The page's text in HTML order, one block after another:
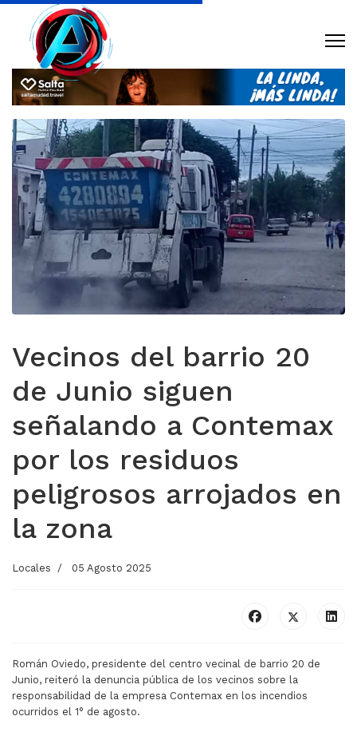
Vecinos del barrio 20
de Junio siguen
señalando a Contemax
por los residuos
peligrosos arrojados en
la zona
Locales 05 Agosto 2025
Román Oviedo, presidente del centro vecinal de barrio 20 de
Junio, reiteró la denuncia pública de los vecinos sobre la
responsabilidad de la empresa Contemax en los incendios
ocurridos el 1° de agosto.